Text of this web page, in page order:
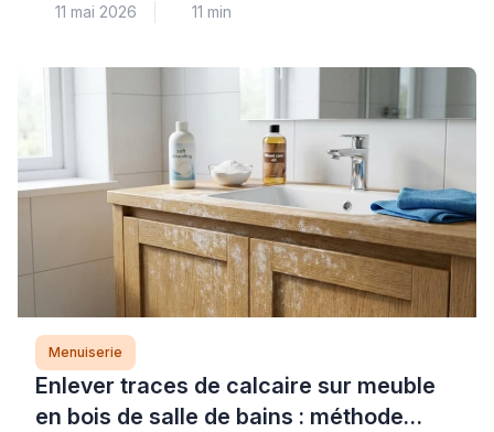
d’une fausse équerre ou d’un rapporteur numérique,
les angles de coupe de chaque plinthe. Cette
opération technique, fréquente en cage d’escalier ou
sur murs obliques, demande méthode […]
11 mai 2026 11 min
Menuiserie
Enlever traces de calcaire sur meuble
en bois de salle de bains : méthode